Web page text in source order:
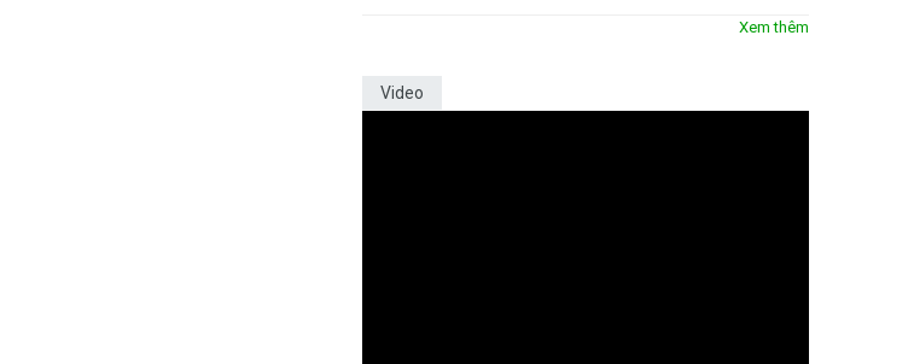
Xem thêm
Video